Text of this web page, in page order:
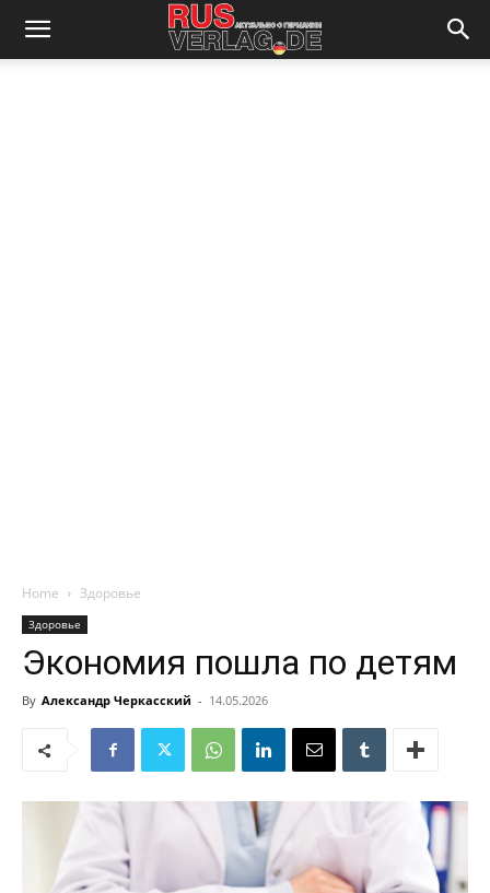
Home Здоровье
Здоровье
Экономия пошла по детям
By Александр Черкасский - 14.05.2026